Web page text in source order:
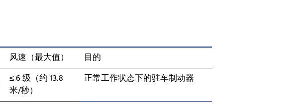
风速（最大值）
目的
≤ 6 级（约 13.8
米/秒）
正常工作状态下的驻车制动器